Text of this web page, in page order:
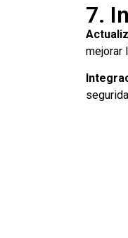
7.
mejorar